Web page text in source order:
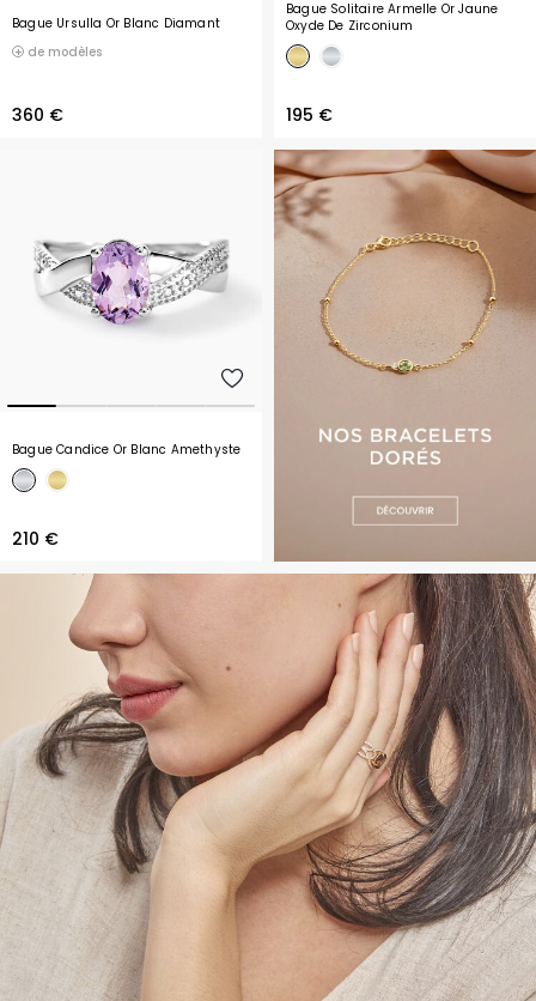
Bague Ursulla Or Blanc Diamant
de modèles
360 €
Bague Solitaire Armelle Or Jaune
Oxyde De Zirconium
195 €
Bague Candice Or Blanc Amethyste
210 €